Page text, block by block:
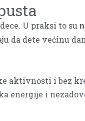
U praksi to su
da dete većinu
aktivnosti i bez
energije i